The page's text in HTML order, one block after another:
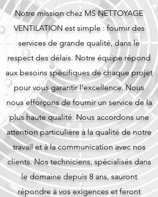
Notre mission chez MS NETTOYAGE
VENTILATION est simple : fournir des
services de grande qualité, dans le
respect des délais. Notre équipe répond
aux besoins spécifiques de chaque projet
pour vous garantir l'excellence.Nous
nous efforçons de fournir un service de la
plus haute qualité. Nous accordons une
attention particulière à la qualité de notre
travail et à la communication avec nos
clients.Nos techniciens, spécialisés dans
le domaine depuis 8 ans, sauront
répondre à vos exigences et feront